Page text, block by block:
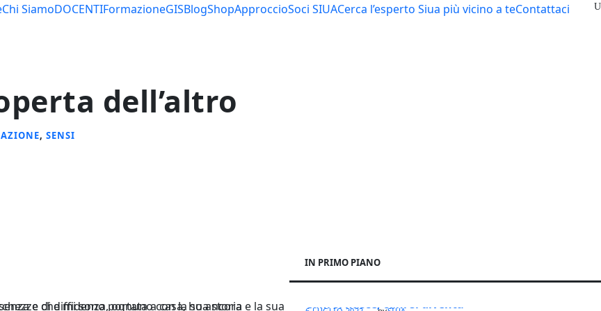
Chi SiamoDOCENTIFormazioneGISBlogShopApproccioSoci SIUACerca l’esperto Siua più vicino a teContattaci
dell’altro
, SENSI
IN PRIMO PIANO
Cani si nasce, cani si diventa